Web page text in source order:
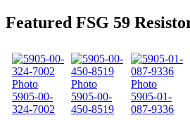
Featured FSG 59
5905-00-
324-7002
5905-00-
450-8519
5905-01-
087-9336